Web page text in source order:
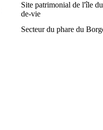
Site patrimonial de l'île
de-vie
Secteur du phare du